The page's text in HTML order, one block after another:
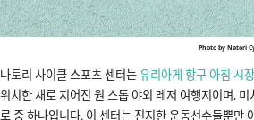
Photo by Natori
나토리 사이클 스포츠 센터는유리아게 항구 아침 시장
위치한 새로 지어진 원 스톱 야외 레저 여행지이며,
로 중 하나입니다. 이 센터는 진지한 운동선수들뿐만